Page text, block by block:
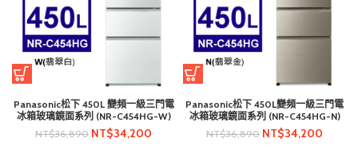
Panasonic松下 450L 變頻一級三門電
冰箱玻璃鏡面系列 (NR-C454HG-W)
NT$36,890 NT$34,200
Panasonic松下 450L變頻一級三門電
冰箱玻璃鏡面系列 (NR-C454HG-N)
NT$36,890 NT$34,200